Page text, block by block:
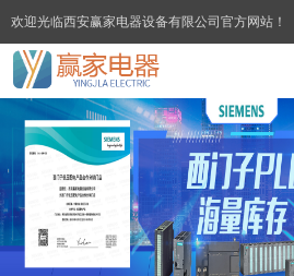
欢迎光临西安赢家电器设备有限公司官方网站！